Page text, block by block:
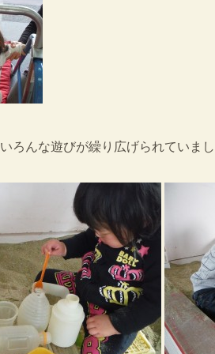
ろんな遊びが繰り広げられていま